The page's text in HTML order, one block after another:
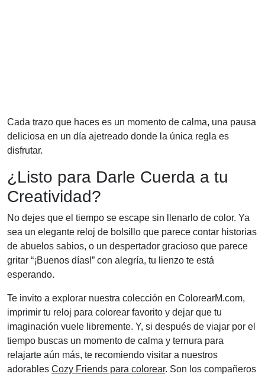
Cada trazo que haces es un momento de calma, una pausa
deliciosa en un día ajetreado donde la única regla es
disfrutar.
¿Listo para Darle Cuerda a tu
Creatividad?
No dejes que el tiempo se escape sin llenarlo de color. Ya
sea un elegante reloj de bolsillo que parece contar historias
de abuelos sabios, o un despertador gracioso que parece
gritar “¡Buenos días!” con alegría, tu lienzo te está
esperando.
Te invito a explorar nuestra colección en ColorearM.com,
imprimir tu reloj para colorear favorito y dejar que tu
imaginación vuele libremente. Y, si después de viajar por el
tiempo buscas un momento de calma y ternura para
relajarte aún más, te recomiendo visitar a nuestros
adorables Cozy Friends para colorear. Son los compañeros